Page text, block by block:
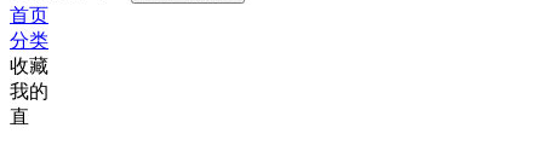
首页
分类
收藏
我的
直